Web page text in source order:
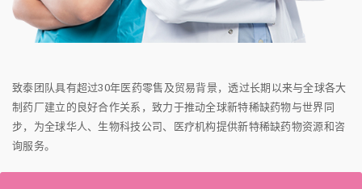
致泰团队具有超过30年医药零售及贸易背景，透过长期以来与全球各大
制药厂建立的良好合作关系，致力于推动全球新特稀缺药物与世界同
步，为全球华人、生物科技公司、医疗机构提供新特稀缺药物资源和咨
询服务。